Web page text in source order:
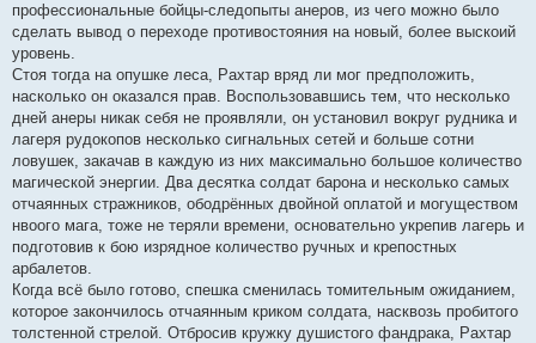
профессиональные бойцы-следопыты анеров, из чего можно было
сделать вывод о переходе противостояния на новый, более выскоий
уровень.
Стоя тогда на опушке леса, Рахтар вряд ли мог предположить,
насколько он оказался прав. Воспользовавшись тем, что несколько
дней анеры никак себя не проявляли, он установил вокруг рудника и
лагеря рудокопов несколько сигнальных сетей и больше сотни
ловушек, закачав в каждую из них максимально большое количество
магической энергии. Два десятка солдат барона и несколько самых
отчаянных стражников, ободрённых двойной оплатой и могуществом
нвоого мага, тоже не теряли времени, основательно укрепив лагерь и
подготовив к бою изрядное количество ручных и крепостных
арбалетов.
Когда всё было готово, спешка сменилась томительным ожиданием,
которое закончилось отчаянным криком солдата, насквозь пробитого
толстенной стрелой. Отбросив кружку душистого фандрака, Рахтар